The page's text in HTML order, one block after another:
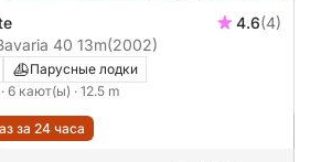
4.6(4)
40 13m(2002)
Парусные лодки
· 6 кают(ы) · 12.5 m
за 24 часа